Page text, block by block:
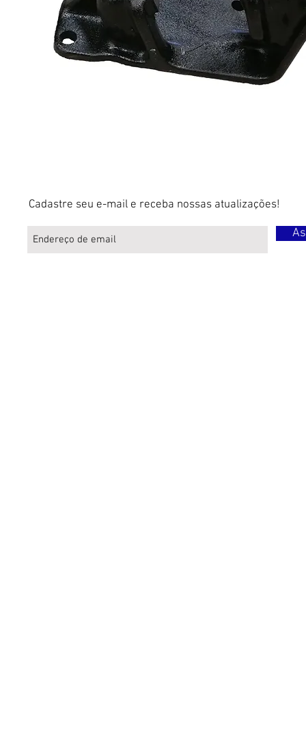
Cadastre seu e-mail e receba nossas atualizações!